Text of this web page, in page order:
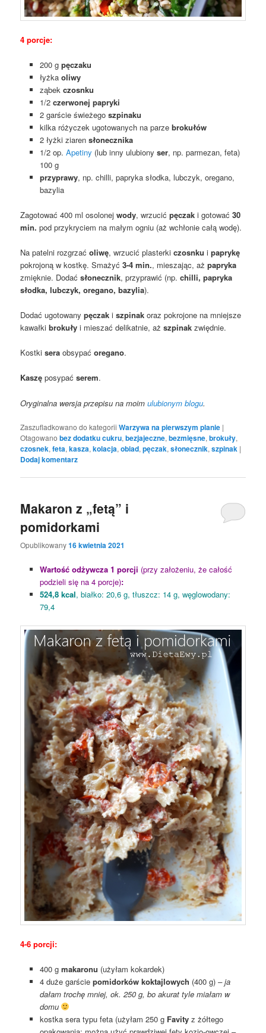
4 porcje:
200 g pęczaku
łyżka oliwy
ząbek czosnku
1/2 czerwonej papryki
2 garście świeżego szpinaku
kilka różyczek ugotowanych na parzebrokułów
2 łyżki ziaren słonecznika
1/2 op. Apetiny (lub inny ulubiony ser, np. parmezan, feta)
100 g
przyprawy, np. chilli, papryka słodka, lubczyk, oregano,
bazylia
Zagotować 400 ml osolonejwody, wrzucićpęczak i gotować30
min. pod przykryciem na małym ogniu (aż wchłonie całą wodę).
Na patelni rozgrzaćoliwę, wrzucić plasterkiczosnku ipaprykę
pokrojoną w kostkę. Smażyć3-4 min., mieszając, ażpapryka
zmięknie. Dodaćsłonecznik, przyprawić (np.chilli, papryka
słodka, lubczyk, oregano, bazylia).
Dodać ugotowanypęczak iszpinak oraz pokrojone na mniejsze
kawałkibrokuły i mieszać delikatnie, aższpinak zwiędnie.
Kostkisera obsypaćoregano.
Kaszę posypaćserem.
Oryginalna wersja przepisu na moimulubionym blogu.
Zaszufladkowano do kategorii Warzywa na pierwszym planie |
Otagowano bez dodatku cukru,bezjajeczne,bezmięsne,brokuły,
czosnek,feta,kasza,kolacja,obiad,pęczak,słonecznik,szpinak |
Dodaj komentarz
Makaron z „fetą” i
pomidorkami
Opublikowany16 kwietnia 2021
Wartość odżywcza 1 porcji (przy założeniu, że całość
podzieli się na 4 porcje):
524,8 kcal, białko: 20,6 g, tłuszcz: 14 g, węglowodany:
79,4
4-6 porcji:
400 g makaronu (użyłam kokardek)
4 duże garście pomidorków koktajlowych (400 g) – ja
dałam trochę mniej, ok. 250 g, bo akurat tyle miałam w
domu
kostka sera typu feta (użyłam 250 g Favityz żółtego